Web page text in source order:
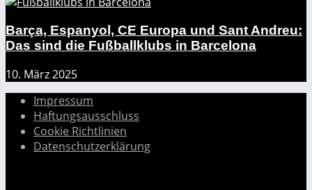
Barça, Espanyol, CE Europa und Sant Andreu:
Das sind die Fußballklubs in Barcelona
10. März 2025
Impressum
Haftungsausschluss
Cookie Richtlinien
Datenschutzerklärung